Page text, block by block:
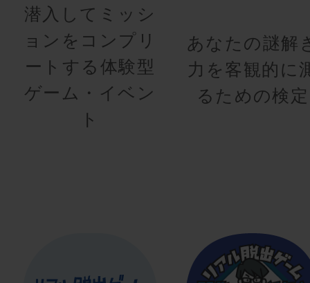
潜入してミッシ
ョンをコンプリ
ートする体験型
ゲーム・イベン
ト
あなたの謎解
力を客観的に
るための検定